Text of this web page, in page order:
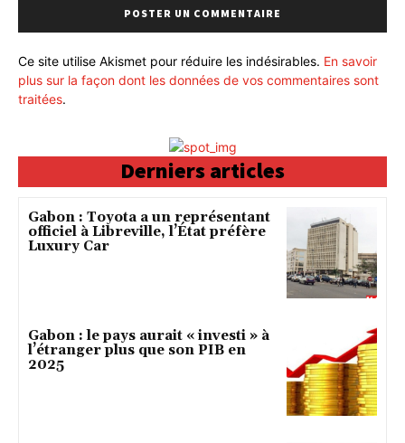
Ce site utilise Akismet pour réduire les indésirables. En savoir
plus sur la façon dont les données de vos commentaires sont
traitées.
Derniers articles
Gabon : Toyota a un représentant
officiel à Libreville, l’État préfère
Luxury Car
Gabon : le pays aurait « investi » à
l’étranger plus que son PIB en
2025